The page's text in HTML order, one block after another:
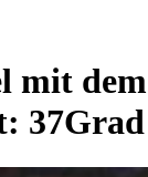
mit dem
37Grad